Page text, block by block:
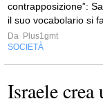
contrapposizione”:
il suo vocabolario si
Da Plus1gmt
SOCIETÀ
Israele crea